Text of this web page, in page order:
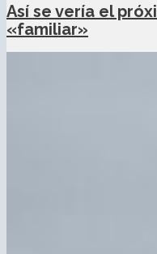
Así se vería el
«familiar»